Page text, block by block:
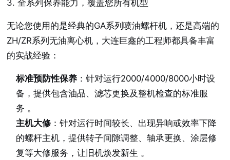
3. 全系列保养能力，覆盖您所有机型
无论您使用的是经典的GA系列喷油螺杆机，还是高端的
ZH/ZR系列无油离心机，大连巨鑫的工程师都具备丰富
的实战经验：
标准预防性保养 ：针对运行2000/4000/8000小时设
备，提供包含油品、滤芯更换及整机检查的标准服
务 。
主机大修：针对运行时间较长、出现异响或效率下降
的螺杆主机，提供转子间隙调整、轴承更换、涂层修
复等大修服务，让旧机焕发新生 。